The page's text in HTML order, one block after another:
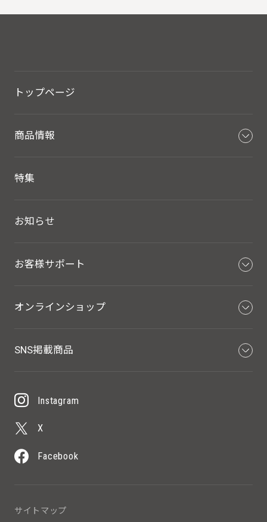
トップページ
商品情報
特集
お知らせ
お客様サポート
オンラインショップ
SNS掲載商品
Instagram
X
Facebook
サイトマップ